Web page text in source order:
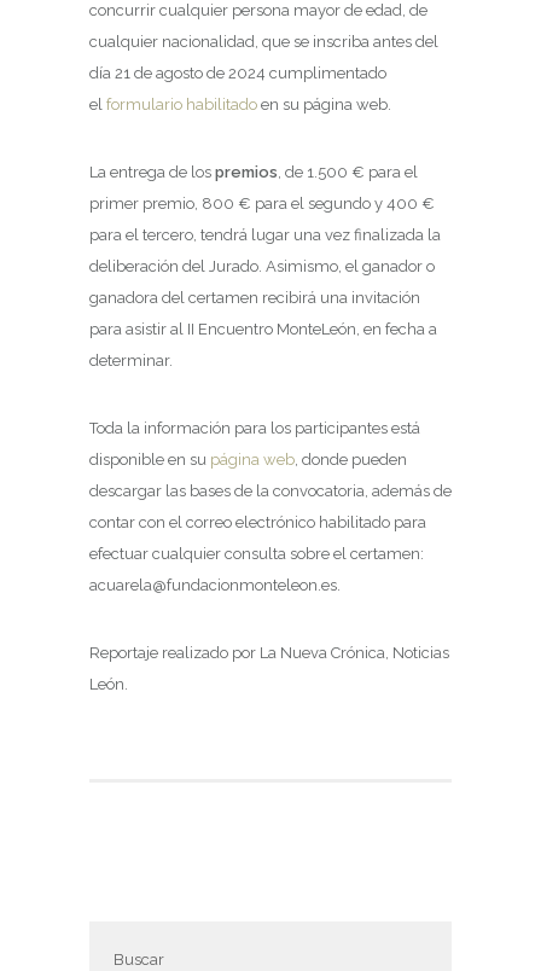
concurrir cualquier persona mayor de edad, de
cualquier nacionalidad, que se inscriba antes del
día 21 de agosto de 2024 cumplimentado
el formulario habilitado en su página web.
La entrega de los premios, de 1.500 € para el
primer premio, 800 € para el segundo y 400 €
para el tercero, tendrá lugar una vez finalizada la
deliberación del Jurado. Asimismo, el ganador o
ganadora del certamen recibirá una invitación
para asistir al II Encuentro MonteLeón, en fecha a
determinar.
Toda la información para los participantes está
disponible en su página web, donde pueden
descargar las bases de la convocatoria, además de
contar con el correo electrónico habilitado para
efectuar cualquier consulta sobre el certamen:
acuarela@fundacionmonteleon.es.
Reportaje realizado por La Nueva Crónica, Noticias
León.
Buscar